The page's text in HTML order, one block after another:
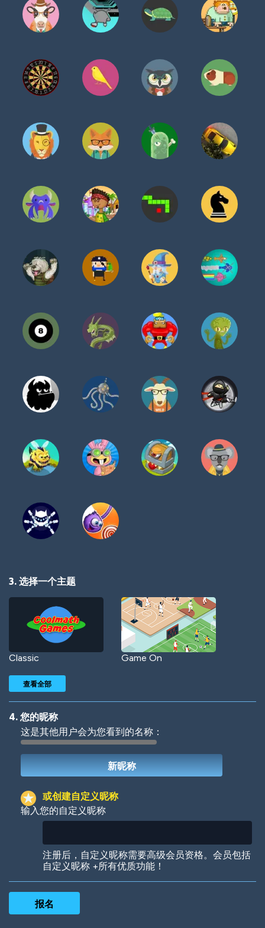
3. 选择一个主题
Classic Game On
Woof Jungle Cats
查看全部
4. 您的昵称
这是其他用户会为您看到的名称：
或创建自定义昵称
输入您的自定义昵称
注册后，自定义昵称需要高级会员资格。会员包括
自定义昵称 +所有优质功能！